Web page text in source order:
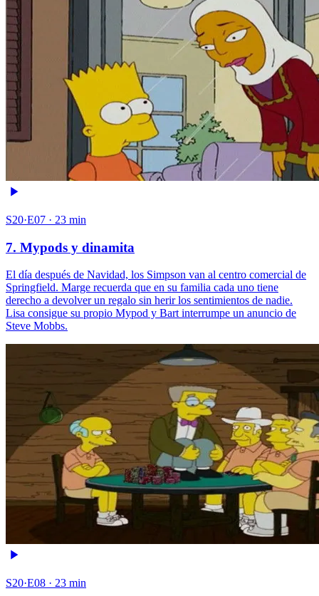
S20·E07 · 23 min
7. Mypods y dinamita
El día después de Navidad, los Simpson van al centro comercial de
Springfield. Marge recuerda que en su familia cada uno tiene
derecho a devolver un regalo sin herir los sentimientos de nadie.
Lisa consigue su propio Mypod y Bart interrumpe un anuncio de
Steve Mobbs.
S20·E08 · 23 min